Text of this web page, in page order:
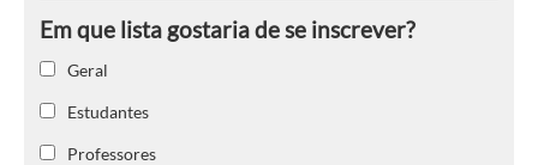
Geral
Estudantes
Professores